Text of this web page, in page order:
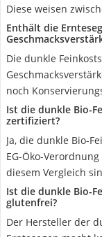
Diese weisen
Enthält die
Die dunkle
noch
Ist die dunkle Bio-
zertifiziert?
Ja, die dunkle Bio-
EG-Öko-
diesem Vergleich
Ist die dunkle Bio-
glutenfrei?
Der Hersteller der